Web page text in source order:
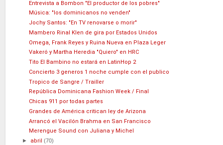
Entrevista a Bombon "El productor de los pobres"
Música: "los dominicanos no venden"
Jochy Santos: "En TV renovarse o morir"
Mambero Rinal Klen de gira por Estados Unidos
Omega, Frank Reyes y Ruina Nueva en Plaza Leger
Vakeró y Martha Heredia "Quiero" en HRC
Tito El Bambino no estará en LatinHop 2
Concierto 3 generos 1 noche cumple con el publico
Tropico de Sangre / Trailler
República Dominicana Fashion Week / Final
Chicas 911 por todas partes
Grandes de América critican ley de Arizona
Arrancó el Vacilón Brahma en San Francisco
Merengue Sound con Juliana y Michel
► abril(70)